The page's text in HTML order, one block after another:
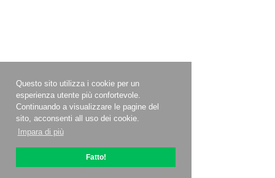
Questo sito utilizza i cookie per un
esperienza utente più confortevole.
Continuando a visualizzare le pagine del
sito, acconsenti all uso dei cookie.
Impara di più
Fatto!